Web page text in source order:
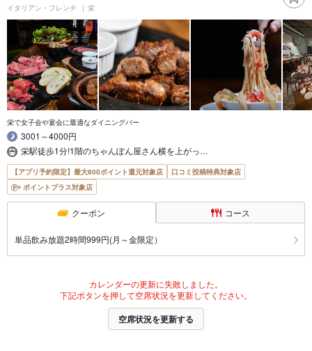
イタリアン・フレンチ 栄
栄で女子会や宴会に最適なダイニングバー
3001～4000円
栄駅徒歩1分!1階のちゃんぽん屋さん横を上がっ…
【アプリ予約限定】最大800ポイント還元対象店
口コミ投稿特典対象店
ポイントプラス対象店
クーポン コース
単品飲み放題2時間999円(月～金限定）
カレンダーの更新に失敗しました。
下記ボタンを押して空席状況を更新してください。
空席状況を更新する